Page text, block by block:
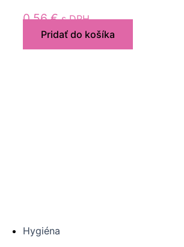
0,56€ s DPH
Pridať do košíka
Hygiéna